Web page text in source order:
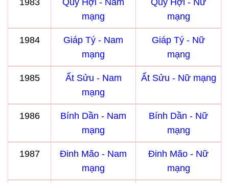
1983
Quý Hợi - Nam
mạng
Quý Hợi - Nữ
mạng
1984
Giáp Tý - Nam
mạng
Giáp Tý - Nữ
mạng
1985
Ất Sửu - Nam
mạng
Ất Sửu - Nữ mạng
1986
Bính Dần - Nam
mạng
Bính Dần - Nữ
mạng
1987
Đinh Mão - Nam
mạng
Đinh Mão - Nữ
mạng